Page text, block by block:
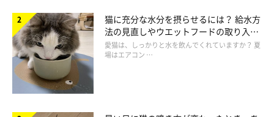
猫に充分な水分を摂らせるには？ 給水方
法の見直しやウエットフードの取り入れ
方を解説
愛猫は、しっかりと水を飲んでくれていますか？ 夏
場はエアコン …